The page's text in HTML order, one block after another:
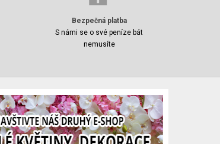
Bezpečná platba
S námi se o své peníze bát
nemusíte